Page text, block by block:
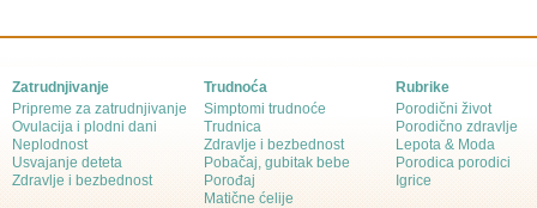
Zatrudnjivanje
Pripreme za zatrudnjivanje
Ovulacija i plodni dani
Neplodnost
Usvajanje deteta
Zdravlje i bezbednost
Trudnoća
Simptomi trudnoće
Trudnica
Zdravlje i bezbednost
Pobačaj, gubitak bebe
Porođaj
Matične ćelije
Rubrike
Porodični život
Porodično zdravlje
Lepota & Moda
Porodica porodici
Igrice